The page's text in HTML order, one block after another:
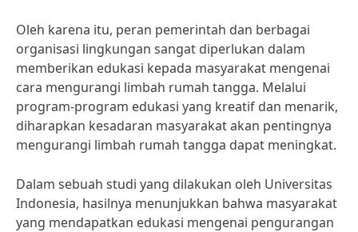
Oleh karena itu, peran pemerintah dan berbagai
organisasi lingkungan sangat diperlukan dalam
memberikan edukasi kepada masyarakat mengenai
cara mengurangi limbah rumah tangga. Melalui
program-program edukasi yang kreatif dan menarik,
diharapkan kesadaran masyarakat akan pentingnya
mengurangi limbah rumah tangga dapat meningkat.
Dalam sebuah studi yang dilakukan oleh Universitas
Indonesia, hasilnya menunjukkan bahwa masyarakat
yang mendapatkan edukasi mengenai pengurangan